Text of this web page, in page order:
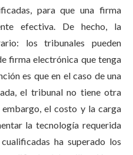
para que una firma
efectiva. De hecho, la
los tribunales pueden
firma electrónica que tenga
es que en el caso de una
el tribunal no tiene otra
el costo y la carga
la tecnología requerida
ha superado los